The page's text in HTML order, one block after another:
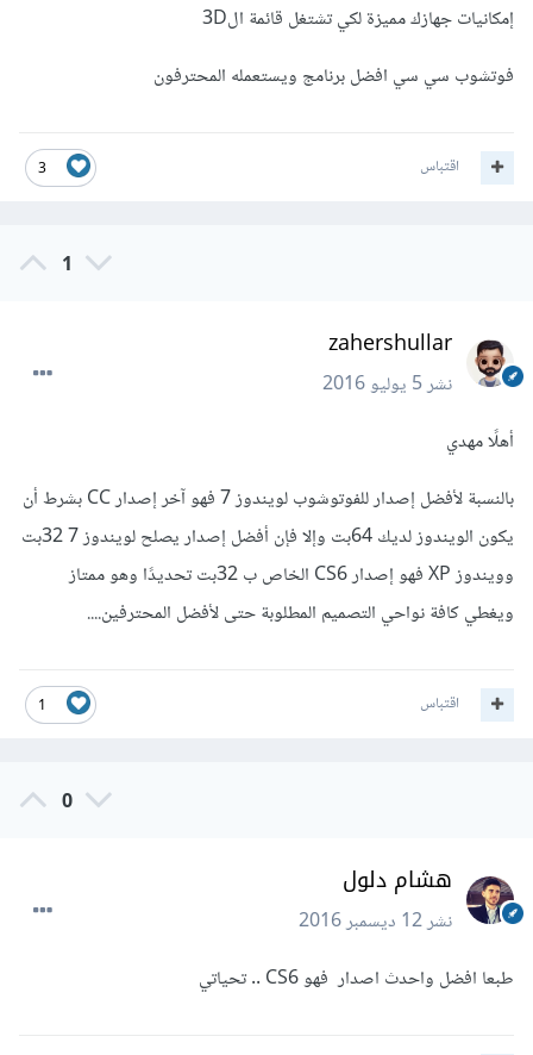
إمكانيات جهازك مميزة لكي تشتغل قائمة ال3D
فوتشوب سي سي افضل برنامج ويستعمله المحترفون
3 اقتباس
1
zahershullar
نشر5 يوليو 2016
أهلًا مهدي
بالنسبة لأفضل إصدار للفوتوشوب لويندوز 7 فهو آخر إصدار CC بشرط أن
يكون الويندوز لديك 64بت وإلا فإن أفضل إصدار يصلح لويندوز 7 32بت
وويندوز XP فهو إصدار CS6 الخاص ب 32بت تحديدًا وهو ممتاز
ويغطي كافة نواحي التصميم المطلوبة حتى لأفضل المحترفين....
1 اقتباس
0
هشام دلول
نشر12 ديسمبر 2016
طبعا افضل واحدث اصدار فهو CS6 .. تحياتي